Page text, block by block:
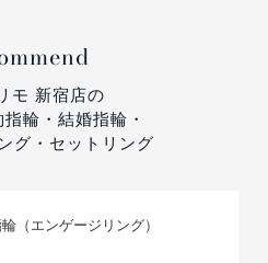
モ 新宿店の
輪・結婚指輪・
グ・セットリング
（エンゲージリング）